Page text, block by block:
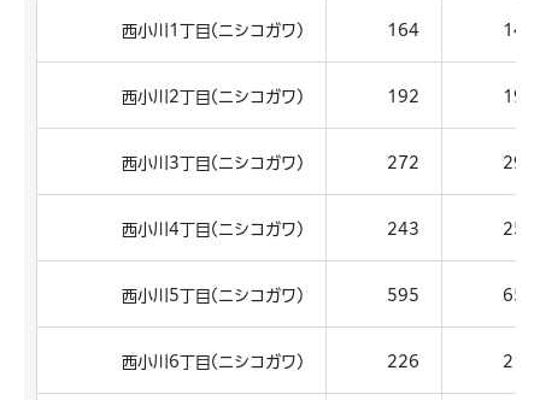
西小川1丁目(ニシコガワ) 164 148
西小川2丁目(ニシコガワ) 192 197
西小川3丁目(ニシコガワ) 272 299
西小川4丁目(ニシコガワ) 243 259
西小川5丁目(ニシコガワ) 595 658
西小川6丁目(ニシコガワ) 226 218